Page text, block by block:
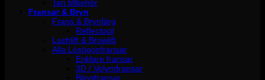
Tan tillbehör
Fransar & Bryn
Frans & Brynfärg
Reflectocil
Lashlift & Browlift
Alla Lösögonfransar
Enklare fransar
3D / Volymfransar
Blingfransar